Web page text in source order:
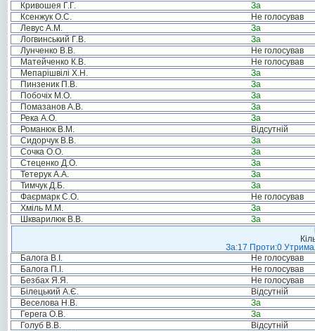
Кривошея Г.Г.
За
Ксенжук О.С.
Не голосував
Левус А.М.
За
Логвинський Г.В.
За
Лунченко В.В.
Не голосував
Матейченко К.В.
Не голосував
Мепарішвілі Х.Н.
За
Пинзеник П.В.
За
Побочіх М.О.
За
Помазанов А.В.
За
Река А.О.
За
Романюк В.М.
Відсутній
Сидорчук В.В.
За
Сочка О.О.
За
Стеценко Д.О.
За
Тетерук А.А.
За
Тимчук Д.Б.
За
Фаєрмарк С.О.
Не голосував
Хміль М.М.
За
Шкварилюк В.В.
За
За:17 Проти:0
Балога В.І.
Не голосував
Балога П.І.
Не голосував
Безбах Я.Я.
Не голосував
Білецький А.Є.
Відсутній
Веселова Н.В.
За
Герега О.В.
За
Голуб В.В.
Відсутній